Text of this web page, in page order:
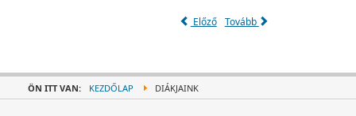
Előző Tovább
ÖN ITT VAN: KEZDŐLAP DIÁKJAINK